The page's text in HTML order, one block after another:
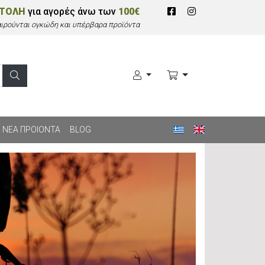
για αγορές άνω των 100€
ογκώδη και υπέρβαρα προϊόντα
ΝΕΑ ΠΡΟΙΟΝΤΑ BLOG